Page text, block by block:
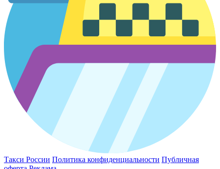
Такси России Политика конфиденциальности Публичная